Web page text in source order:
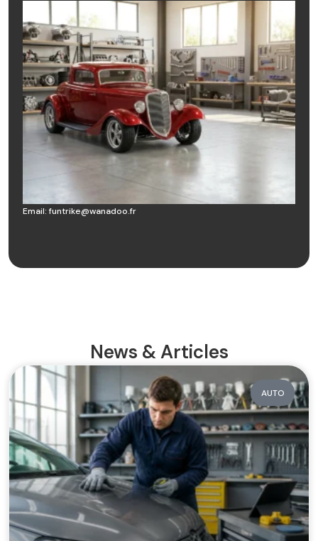
Email: funtrike@wanadoo.fr
News & Articles
AUTO